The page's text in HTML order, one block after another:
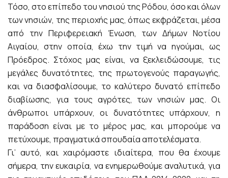
Τόσο, στο επίπεδο του νησιού της Ρόδου, όσο και όλων
των νησιών, της περιοχής μας, όπως εκφράζεται, μέσα
από την Περιφερειακή Ένωση, των Δήμων Νοτίου
Αιγαίου, στην οποία, έχω την τιμή να ηγούμαι, ως
Πρόεδρος. Στόχος μας είναι, να ξεκλειδώσουμε, τις
μεγάλες δυνατότητες, της πρωτογενούς παραγωγής,
και να διασφαλίσουμε, το καλύτερο δυνατό επίπεδο
διαβίωσης, για τους αγρότες, των νησιών μας. Οι
άνθρωποι υπάρχουν, οι δυνατότητες υπάρχουν, η
παράδοση είναι με το μέρος μας, και μπορούμε να
πετύχουμε, πραγματικά σπουδαία αποτελέσματα.
Γι’ αυτό, και χαιρόμαστε ιδιαίτερα, που θα έχουμε
σήμερα, την ευκαιρία, να ενημερωθούμε αναλυτικά, για